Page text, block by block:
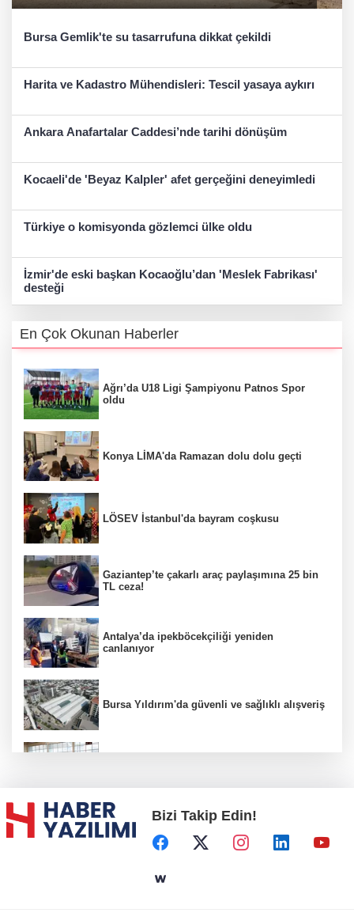
Bursa Gemlik'te su tasarrufuna dikkat çekildi
Harita ve Kadastro Mühendisleri: Tescil yasaya aykırı
Ankara Anafartalar Caddesi’nde tarihi dönüşüm
Kocaeli'de 'Beyaz Kalpler' afet gerçeğini deneyimledi
Türkiye o komisyonda gözlemci ülke oldu
İzmir'de eski başkan Kocaoğlu’dan 'Meslek Fabrikası'
desteği
En Çok Okunan Haberler
Ağrı’da U18 Ligi Şampiyonu Patnos Spor
oldu
Konya LİMA'da Ramazan dolu dolu geçti
LÖSEV İstanbul'da bayram coşkusu
Gaziantep’te çakarlı araç paylaşımına 25 bin
TL ceza!
Antalya’da ipekböcekçiliği yeniden
canlanıyor
Bursa Yıldırım'da güvenli ve sağlıklı alışveriş
Başkent'in göletlerinde temizlik ve bakım
sürüyor
Bizi Takip Edin!